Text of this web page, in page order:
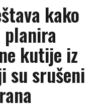
kako
planira
kutije iz
su srušeni